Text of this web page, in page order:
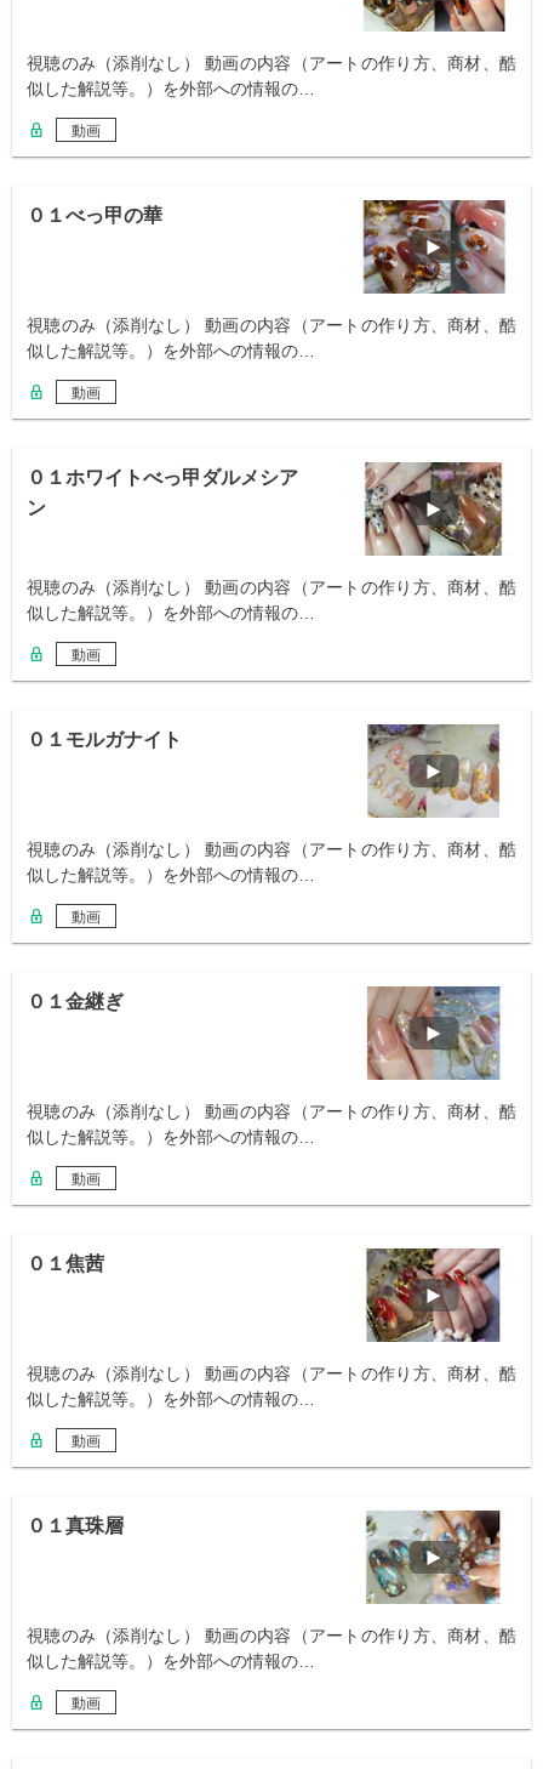
視聴のみ（添削なし） 動画の内容（アートの作り方、商材、酷
似した解説等。）を外部への情報の…
動画
０１べっ甲の華
視聴のみ（添削なし） 動画の内容（アートの作り方、商材、酷
似した解説等。）を外部への情報の…
動画
０１ホワイトべっ甲ダルメシア
ン
視聴のみ（添削なし） 動画の内容（アートの作り方、商材、酷
似した解説等。）を外部への情報の…
動画
０１モルガナイト
視聴のみ（添削なし） 動画の内容（アートの作り方、商材、酷
似した解説等。）を外部への情報の…
動画
０１金継ぎ
視聴のみ（添削なし） 動画の内容（アートの作り方、商材、酷
似した解説等。）を外部への情報の…
動画
０１焦茜
視聴のみ（添削なし） 動画の内容（アートの作り方、商材、酷
似した解説等。）を外部への情報の…
動画
０１真珠層
視聴のみ（添削なし） 動画の内容（アートの作り方、商材、酷
似した解説等。）を外部への情報の…
動画